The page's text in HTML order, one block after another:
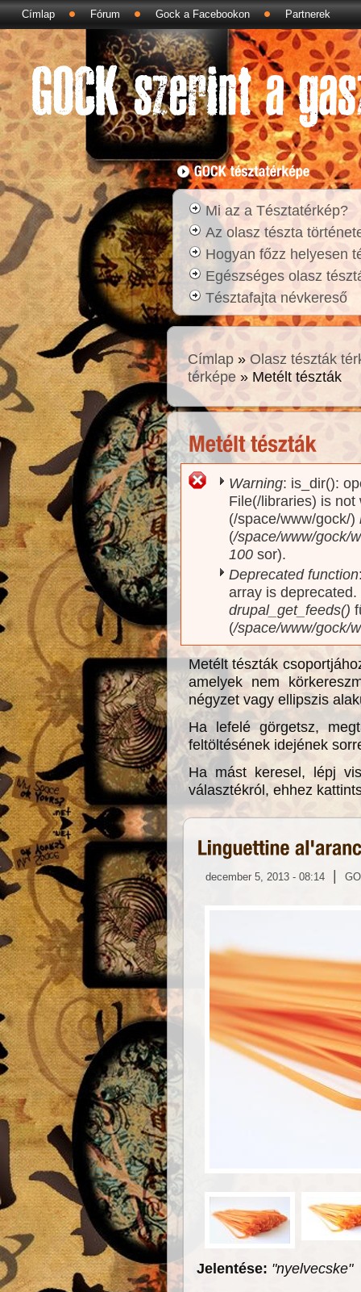
Címlap Fórum Gock a Facebookon Partnerek
Mi az a Tésztatérkép?
Az olasz tészta
Hogyan főzz helyesen
Egészséges olasz
Tésztafajta névkereső
Címlap »Olasz tészták
térképe » Metélt tészták
Hibaüzenet
Warning: is_dir():
File(/libraries) is
(/space/www/gock/)
(/space/www/gock/
100 sor).
Deprecated function
array is
drupal_get_feeds()
(/space/www/gock/
Metélt tészták
amelyek nem
négyzet vagy ellipszis
Ha lefelé görgetsz,
feltöltésének idejének
Ha mást keresel, lépj
választékról, ehhez
december 5, 2013 - 08:14 |
Jelentése: "nyelvecske"